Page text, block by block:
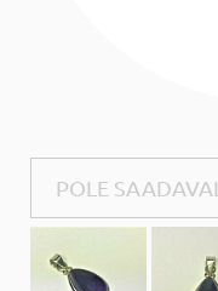
POLE SAADAVAL